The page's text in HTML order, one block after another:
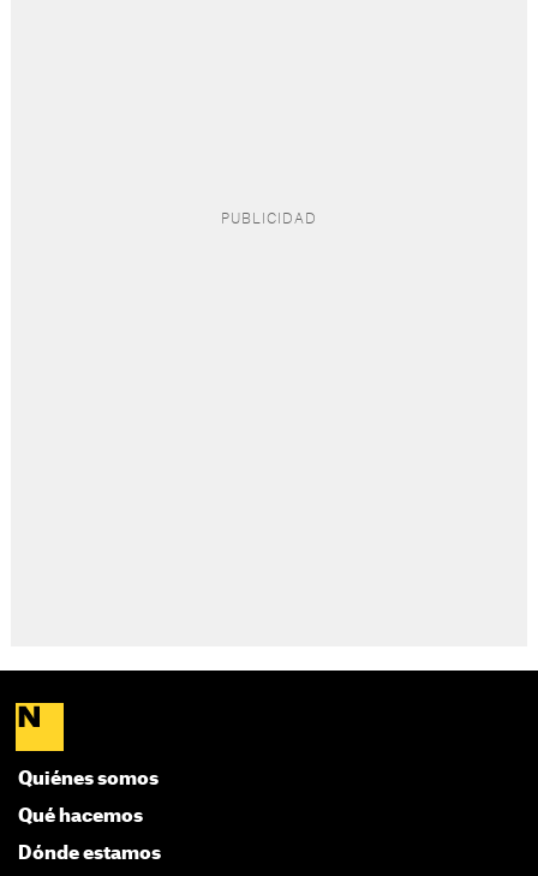
Quiénes somos
Qué hacemos
Dónde estamos